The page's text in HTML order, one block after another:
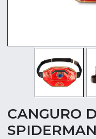
CANGURO
SPIDERMAN